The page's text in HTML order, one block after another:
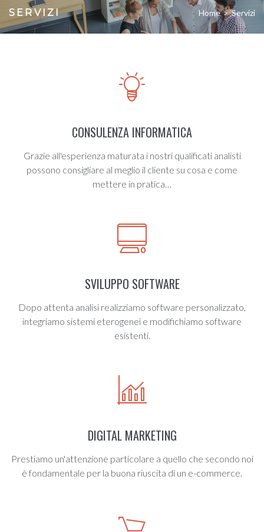
SERVIZI Home > Servizi
CONSULENZA INFORMATICA
Grazie all'esperienza maturata i nostri qualificati analisti
possono consigliare al meglio il cliente su cosa e come
mettere in pratica…
SVILUPPO SOFTWARE
Dopo attenta analisi realizziamo software personalizzato,
integriamo sistemi eterogenei e modifichiamo software
esistenti.
DIGITAL MARKETING
Prestiamo un'attenzione particolare a quello che secondo noi
è fondamentale per la buona riuscita di un e-commerce.